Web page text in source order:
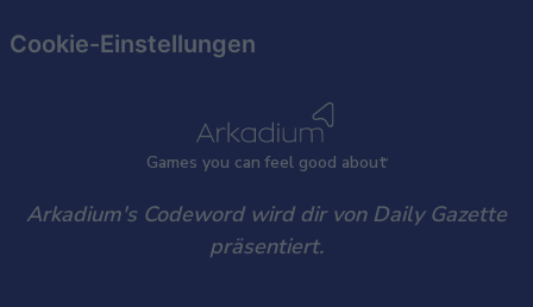
Games you can feel good about
Cookie-Einstellungen
Arkadium's Codeword wird dir von Daily Gazette
präsentiert.